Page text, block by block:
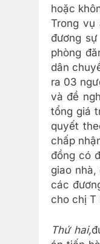
hoặc
Trong vụ
đương
phòng
dân
ra 03
và đề
tổng giá
quyết
chấp
đồng có
giao
các
cho chị T
Thứ hai,